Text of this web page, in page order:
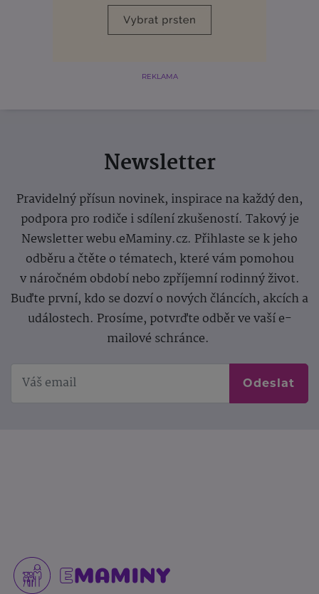
REKLAMA
Newsletter
Pravidelný přísun novinek, inspirace na každý den,
podpora pro rodiče i sdílení zkušeností. Takový je
Newsletter webu eMaminy.cz. Přihlaste se k jeho
odběru a čtěte o tématech, které vám pomohou
v náročném období nebo zpříjemní rodinný život.
Buďte první, kdo se dozví o nových článcích, akcích a
událostech. Prosíme, potvrďte odběr ve vaší e-
mailové schránce.
Odeslat